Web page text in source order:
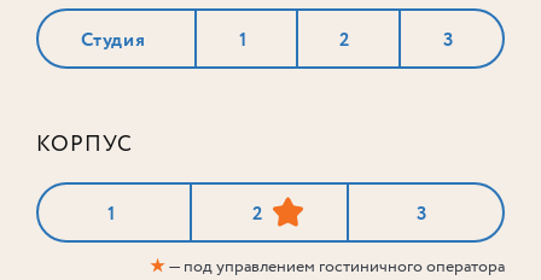
Студия 1 2 3
КОРПУС
1 2 3
★— под управлением гостиничного оператора